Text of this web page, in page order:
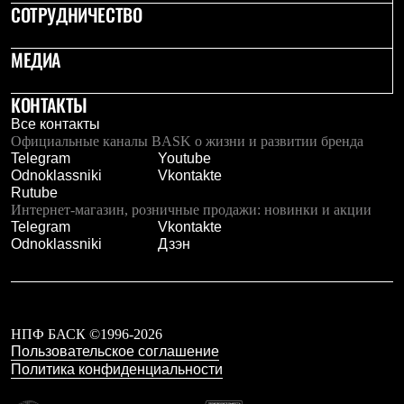
Чуни
Аксессуары
Головные уборы
Балаклавы и маски
Кепки и бейсболки
Повязки
Шарфы
Панамы
Перчатки и рукавицы
Перчатки
Рукавицы
Носки
Опушки
Термоковрики
Уход за одеждой
В Арктику
СОТРУДНИЧЕСТВО
МЕДИА
КОНТАКТЫ
Все контакты
Официальные каналы BASK о жизни и развитии бренда
Telegram
Youtube
Odnoklassniki
Vkontakte
Rutube
Интернет-магазин, розничные продажи: новинки и акции
Telegram
Vkontakte
Odnoklassniki
Дзэн
НПФ БАСК ©1996-2026
Пользовательское соглашение
Политика конфиденциальности